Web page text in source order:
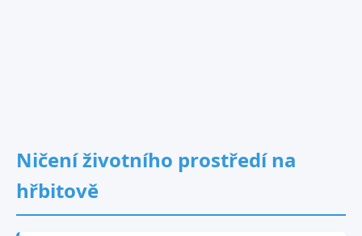
Ničení životního prostředí na
hřbitově